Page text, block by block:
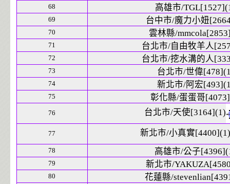
68 高雄市/
69 台中市/魔力小妞
70 雲林縣/
71 台北市/自由牧羊人
72 台北市/挖水溝的人
73 台北市/世偉
74 新北市/阿宏
75 彰化縣/蛋蛋哥
76 台北市/天使[3164](1)
77 新北市/小真實[4400](1)
78 高雄市/公子
79 新北市/
80 花蓮縣/